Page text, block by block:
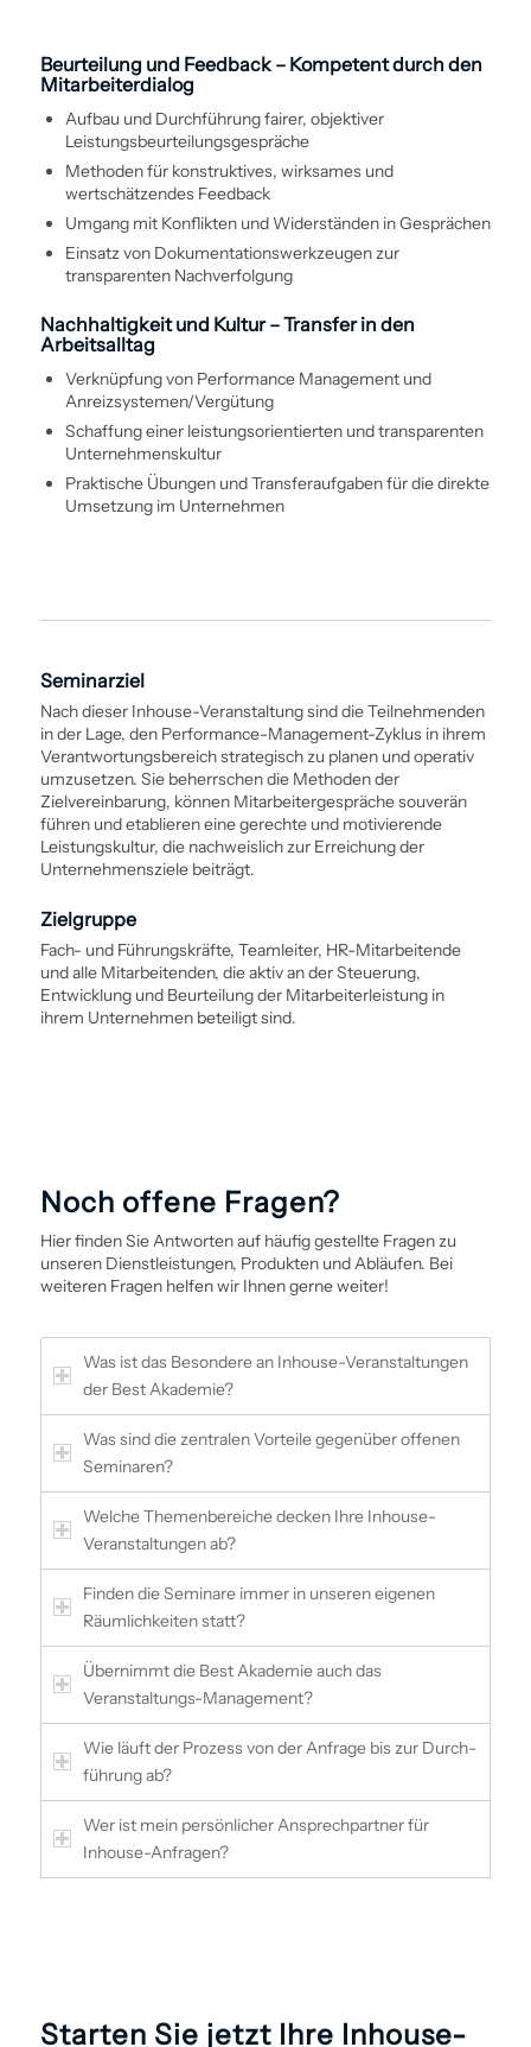
Beurteilung und Feedback – Kompetent durch den
Mitarbeiterdialog
Aufbau und Durch­führung fairer, objektiver
Leistungsbeurteilungs­gespräche
Methoden für konstruktives, wirksames und
wertschätzendes Feedback
Umgang mit Konflikten und Widerständen in Gesprächen
Einsatz von Dokumentationswerkzeugen zur
transparenten Nachverfolgung
Nachhaltigkeit und Kultur – Transfer in den
Arbeitsalltag
Verknüpfung von Performance Management und
Anreiz­systemen/Vergütung
Schaffung einer leistungsorientierten und transparenten
Unternehmenskultur
Praktische Übungen und Transferaufgaben für die direkte
Umsetzung im Unternehmen
Seminarziel
Nach dieser Inhouse-Veranstaltung sind die Teilnehmenden
in der Lage, den Performance-Management-Zyklus in ihrem
Verantwortungsbereich strategisch zu planen und operativ
umzusetzen. Sie beherrschen die Methoden der
Zielvereinbarung, können Mitarbeiter­gespräche souverän
führen und etablieren eine gerechte und motivierende
Leistungskultur, die nachweislich zur Erreichung der
Unternehmensziele beiträgt.
Zielgruppe
Fach- und Führungskräfte, Teamleiter, HR-Mitarbeitende
und alle Mitarbeitenden, die aktiv an der Steuerung,
Entwicklung und Beurteilung der Mitarbeiterleistung in
ihrem Unternehmen beteiligt sind.
Noch offene Fragen?
Hier finden Sie Antworten auf häufig gestellte Fragen zu
unseren Dienstleistungen, Produkten und Abläufen. Bei
weiteren Fragen helfen wir Ihnen gerne weiter!
Was ist das Besondere an Inhouse-Veranstaltungen
der Best Akademie?
Was sind die zentralen Vorteile gegenüber offenen
Seminaren?
Welche Themenbereiche decken Ihre Inhouse-
Veranstaltungen ab?
Finden die Seminare immer in unseren eigenen
Räumlichkeiten statt?
Übernimmt die Best Akademie auch das
Veranstaltungs-Management?
Wie läuft der Prozess von der Anfrage bis zur Durch­
führung ab?
Wer ist mein persönlicher Ansprechpartner für
Inhouse-Anfragen?
Starten Sie jetzt Ihre Inhouse-